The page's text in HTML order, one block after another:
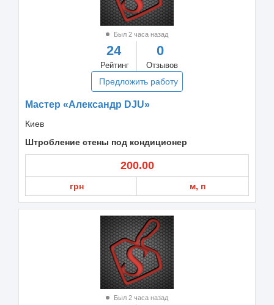
Был 2 часа назад
24
Рейтинг
0
Отзывов
Предложить работу
Мастер «Александр DJU»
Киев
Штробление стены под кондиционер
200.00
грн м, п
Был 2 часа назад